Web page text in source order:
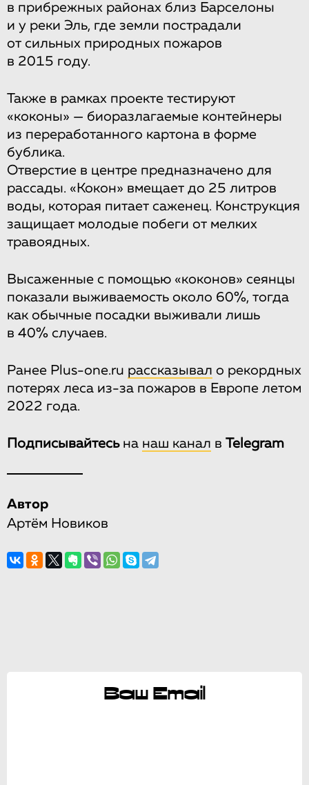
в прибрежных районах близ Барселоны
и у реки Эль, где земли пострадали
от сильных природных пожаров
в 2015 году.
Также в рамках проекте тестируют
«коконы» — биоразлагаемые контейнеры
из переработанного картона в форме
бублика.
Отверстие в центре предназначено для
рассады. «Кокон» вмещает до 25 литров
воды, которая питает саженец. Конструкция
защищает молодые побеги от мелких
травоядных.
Высаженные с помощью «коконов» сеянцы
показали выживаемость около 60%, тогда
как обычные посадки выживали лишь
в 40% случаев.
Ранее Plus-one.ru рассказывал о рекордных
потерях леса из-за пожаров в Европе летом
2022 года.
Подписывайтесьна наш канал в Telegram
Автор
Артём Новиков
Ваш Email